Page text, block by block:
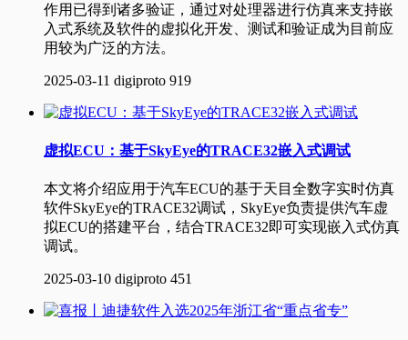
作用已得到诸多验证，通过对处理器进行仿真来支持嵌
入式系统及软件的虚拟化开发、测试和验证成为目前应
用较为广泛的方法。
2025-03-11 digiproto 919
虚拟ECU：基于SkyEye的TRACE32嵌入式调试
本文将介绍应用于汽车ECU的基于天目全数字实时仿真
软件SkyEye的TRACE32调试，SkyEye负责提供汽车虚
拟ECU的搭建平台，结合TRACE32即可实现嵌入式仿真
调试。
2025-03-10 digiproto 451